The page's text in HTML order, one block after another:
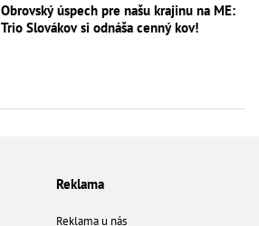
Obrovský úspech pre našu krajinu na ME:
Trio Slovákov si odnáša cenný kov!
Reklama
Reklama u nás